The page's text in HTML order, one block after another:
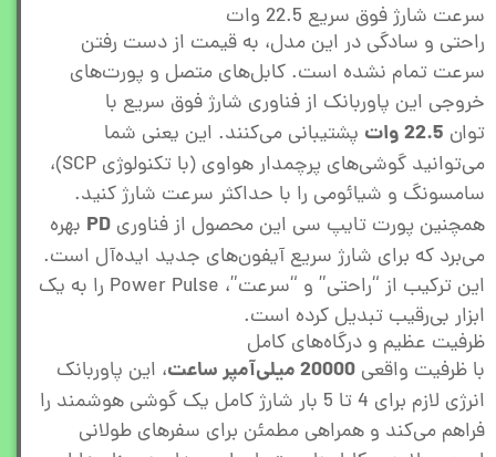
سرعت شارژ فوق سریع 22.5 وات
راحتی و سادگی در این مدل، به قیمت از دست رفتن
سرعت تمام نشده است. کابل‌های متصل و پورت‌های
خروجی این پاوربانک از فناوری شارژ فوق سریع با
توان 22.5 وات
پشتیبانی می‌کنند. این یعنی شما
می‌توانید گوشی‌های پرچمدار هواوی (با تکنولوژی SCP)،
سامسونگ و شیائومی را با حداکثر سرعت شارژ کنید.
همچنین پورت تایپ سی این محصول از فناوری PD بهره
می‌برد که برای شارژ سریع آیفون‌های جدید ایده‌آل است.
این ترکیب از “راحتی” و “سرعت”، Power Pulse را به یک
ابزار بی‌رقیب تبدیل کرده است.
ظرفیت عظیم و درگاه‌های کامل
با ظرفیت واقعی 20000 میلی‌آمپر ساعت
، این پاوربانک
انرژی لازم برای 4 تا 5 بار شارژ کامل یک گوشی هوشمند را
فراهم می‌کند و همراهی مطمئن برای سفرهای طولانی